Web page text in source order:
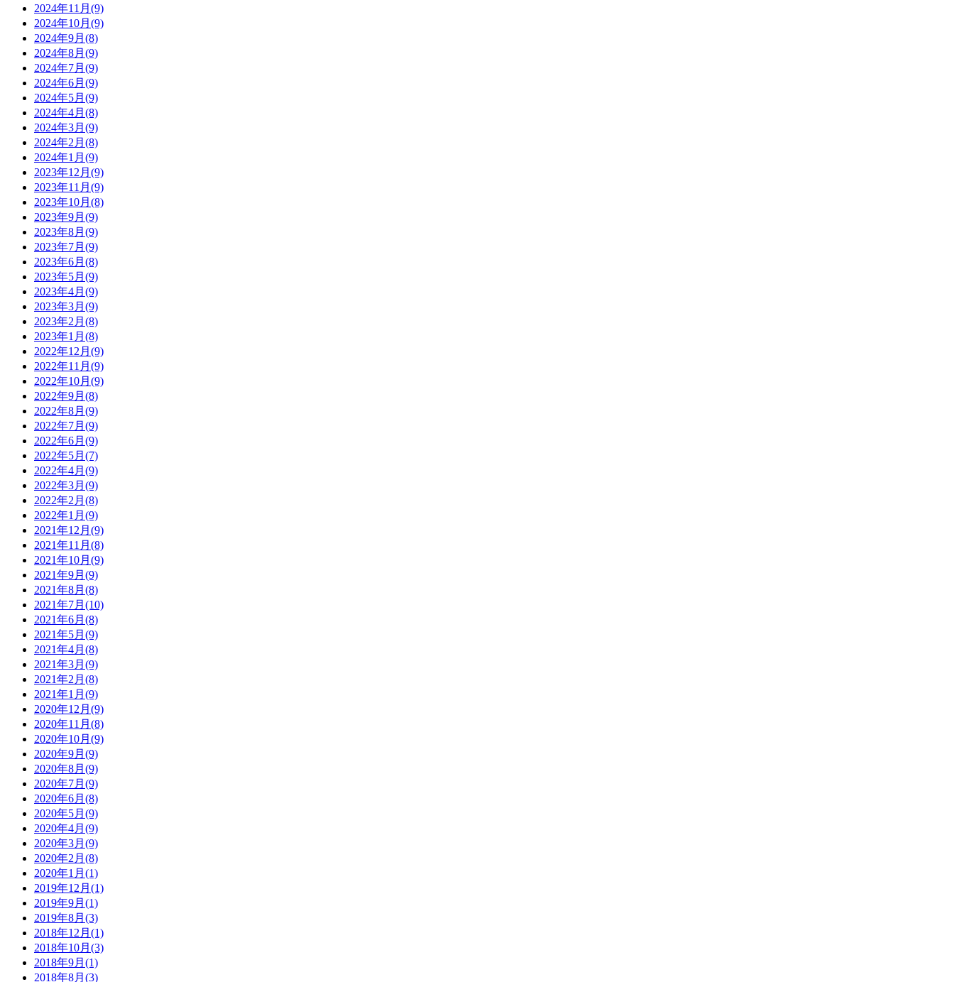
2024年11月(9)
2024年10月(9)
2024年9月(8)
2024年8月(9)
2024年7月(9)
2024年6月(9)
2024年5月(9)
2024年4月(8)
2024年3月(9)
2024年2月(8)
2024年1月(9)
2023年12月(9)
2023年11月(9)
2023年10月(8)
2023年9月(9)
2023年8月(9)
2023年7月(9)
2023年6月(8)
2023年5月(9)
2023年4月(9)
2023年3月(9)
2023年2月(8)
2023年1月(8)
2022年12月(9)
2022年11月(9)
2022年10月(9)
2022年9月(8)
2022年8月(9)
2022年7月(9)
2022年6月(9)
2022年5月(7)
2022年4月(9)
2022年3月(9)
2022年2月(8)
2022年1月(9)
2021年12月(9)
2021年11月(8)
2021年10月(9)
2021年9月(9)
2021年8月(8)
2021年7月(10)
2021年6月(8)
2021年5月(9)
2021年4月(8)
2021年3月(9)
2021年2月(8)
2021年1月(9)
2020年12月(9)
2020年11月(8)
2020年10月(9)
2020年9月(9)
2020年8月(9)
2020年7月(9)
2020年6月(8)
2020年5月(9)
2020年4月(9)
2020年3月(9)
2020年2月(8)
2020年1月(1)
2019年12月(1)
2019年9月(1)
2019年8月(3)
2018年12月(1)
2018年10月(3)
2018年9月(1)
2018年8月(3)